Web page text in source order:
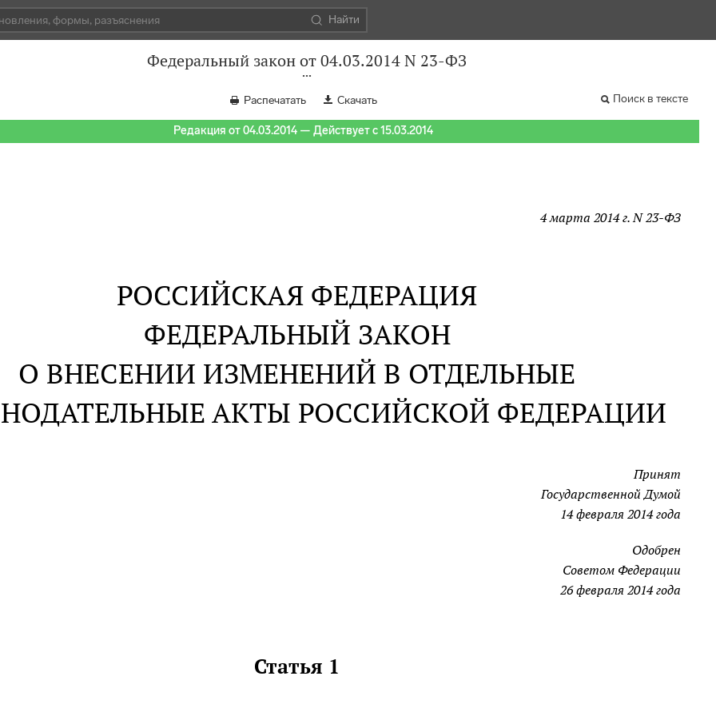
Найти
Федеральный закон от 04.03.2014 N 23-ФЗ
Распечатать Скачать Поиск в тексте
Редакция от 04.03.2014 — Действует с 15.03.2014
4 марта 2014 г. N 23-ФЗ
РОССИЙСКАЯ ФЕДЕРАЦИЯ
ФЕДЕРАЛЬНЫЙ ЗАКОН
О ВНЕСЕНИИ ИЗМЕНЕНИЙ В ОТДЕЛЬНЫЕ
АКТЫ РОССИЙСКОЙ ФЕДЕРАЦИИ
Принят
Государственной Думой
14 февраля 2014 года
Одобрен
Советом Федерации
26 февраля 2014 года
Статья 1